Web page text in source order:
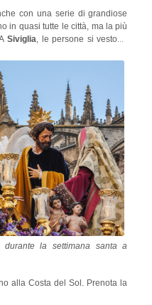
con una serie di grandiose
in quasi tutte le città, ma la più
Siviglia, le persone si vestono
50.000 persone!
la settimana santa a
alla Costa del Sol. Prenota la